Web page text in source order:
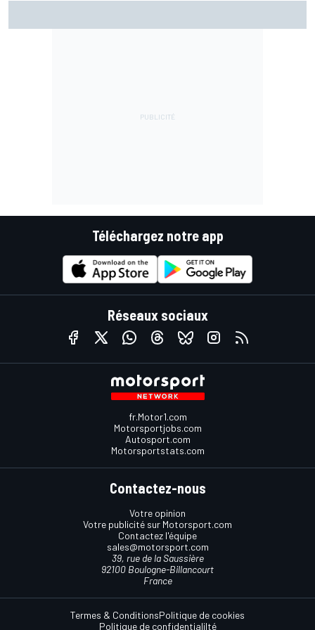
Téléchargez notre app
Réseaux sociaux
fr.Motor1.com
Motorsportjobs.com
Autosport.com
Motorsportstats.com
Contactez-nous
Votre opinion
Votre publicité sur Motorsport.com
Contactez l'équipe
sales@motorsport.com
39, rue de la Saussière
92100 Boulogne-Billancourt
France
Termes & ConditionsPolitique de cookies
Politique de confidentialilté